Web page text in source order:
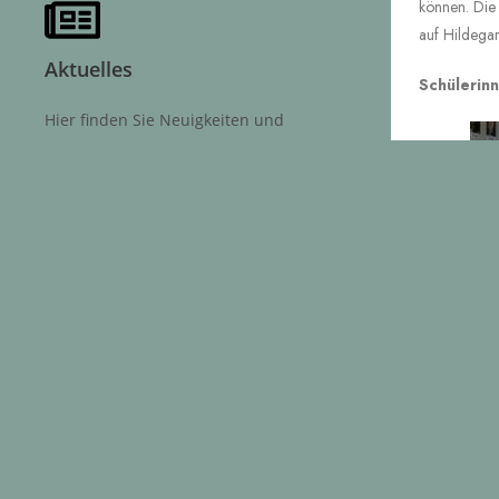
Aktuelles
Hier finden Sie Neuigkeiten und
können.
auf